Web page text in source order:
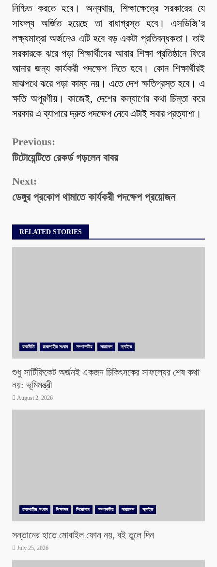
নিশ্চিত করতে হবে। অন্যথায়, শিক্ষাক্ষেত্রে সরকারের যে
সাফল্য অর্জিত হয়েছে তা বাধাগ্রস্ত হবে। এসডিজি’র
লক্ষ্যমাত্রা অর্জনেও এটি হবে বড় একটা প্রতিবন্ধকতা। তাই
সরকারকে ঝরে পড়া শিক্ষার্থীদের আবার শিক্ষা প্রতিষ্ঠানে ফিরে
আনার জন্য কার্যকরী পদক্ষেপ নিতে হবে। কোন শিক্ষার্থীরই
মাঝপথে ঝরে পড়া কাম্য নয়। এতে দেশ ক্ষতিগ্রস্ত হবে। এ
ক্ষতি অপূরণীয়। কাজেই, দেশের কল্যাণের কথা চিন্তা করে
সরকার এ ব্যাপারে দ্রুত পদক্ষেপ নেবে এটাই সবার প্রত্যাশা।
Continue
Reading
Previous:
টিটোয়েন্টিতে রেকর্ড গড়লেন বাবর
Next:
ডেঙ্গুর প্রকোপ থামাতে কার্যকরী পদক্ষেপ প্রয়োজন
RELATED STORIES
রাজনীতি রাজশাহীর সংবাদ সম্পাদকীয় সারাদেশ স্লাইড
শুধু সার্টিফিকেট অর্জনই একজন চিকিৎসকের সাফল্যের শেষ কথা
নয়: ভূমিমন্ত্রী
August 2, 2026
রাজশাহীর সংবাদ শিক্ষাঙ্গন শিরোনাম সম্পাদকীয় সারাদেশ স্লাইড
সন্তানের হাতে মোবাইল ফোন নয়, বই তুলে দিন
July 25, 2026